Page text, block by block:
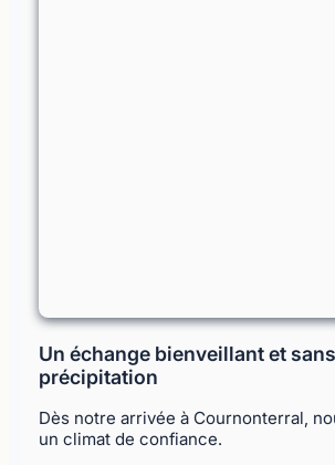
Un échange bienveillant et sans
précipitation
Dès notre arrivée à Cournonterral,
un climat de confiance.